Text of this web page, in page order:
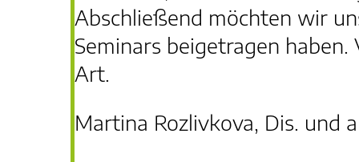
Abschließend möchten wir
Seminars beigetragen
Art.
Martina Rozlivkova, Dis. und